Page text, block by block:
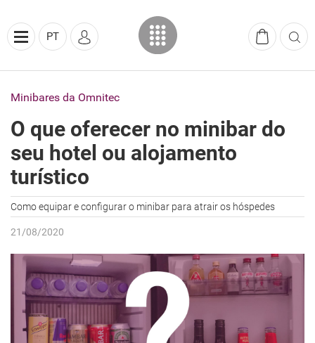
PT
Minibares da Omnitec
O que oferecer no minibar do
seu hotel ou alojamento
turístico
Como equipar e configurar o minibar para atrair os hóspedes
21/08/2020